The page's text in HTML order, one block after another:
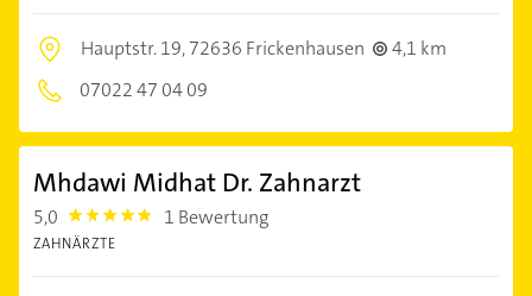
Hauptstr. 19,72636 Frickenhausen
4,1 km
07022 47 04 09
Mhdawi Midhat Dr. Zahnarzt
5,0 5.0 1 Bewertung
ZAHNÄRZTE